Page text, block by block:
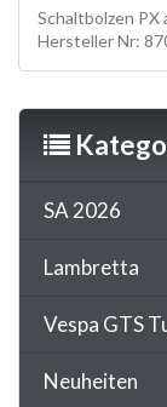
Schaltbolzen
Hersteller Nr:
SA 2026
Lambretta
Vespa GTS
Neuheiten